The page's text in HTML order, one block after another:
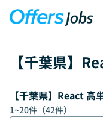
【千葉県】
【千葉県】React
1~20件（42件）